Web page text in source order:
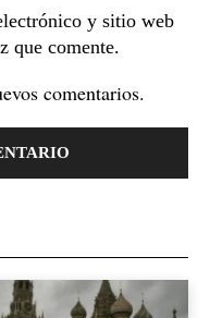
y sitio web
que comente.
comentarios.